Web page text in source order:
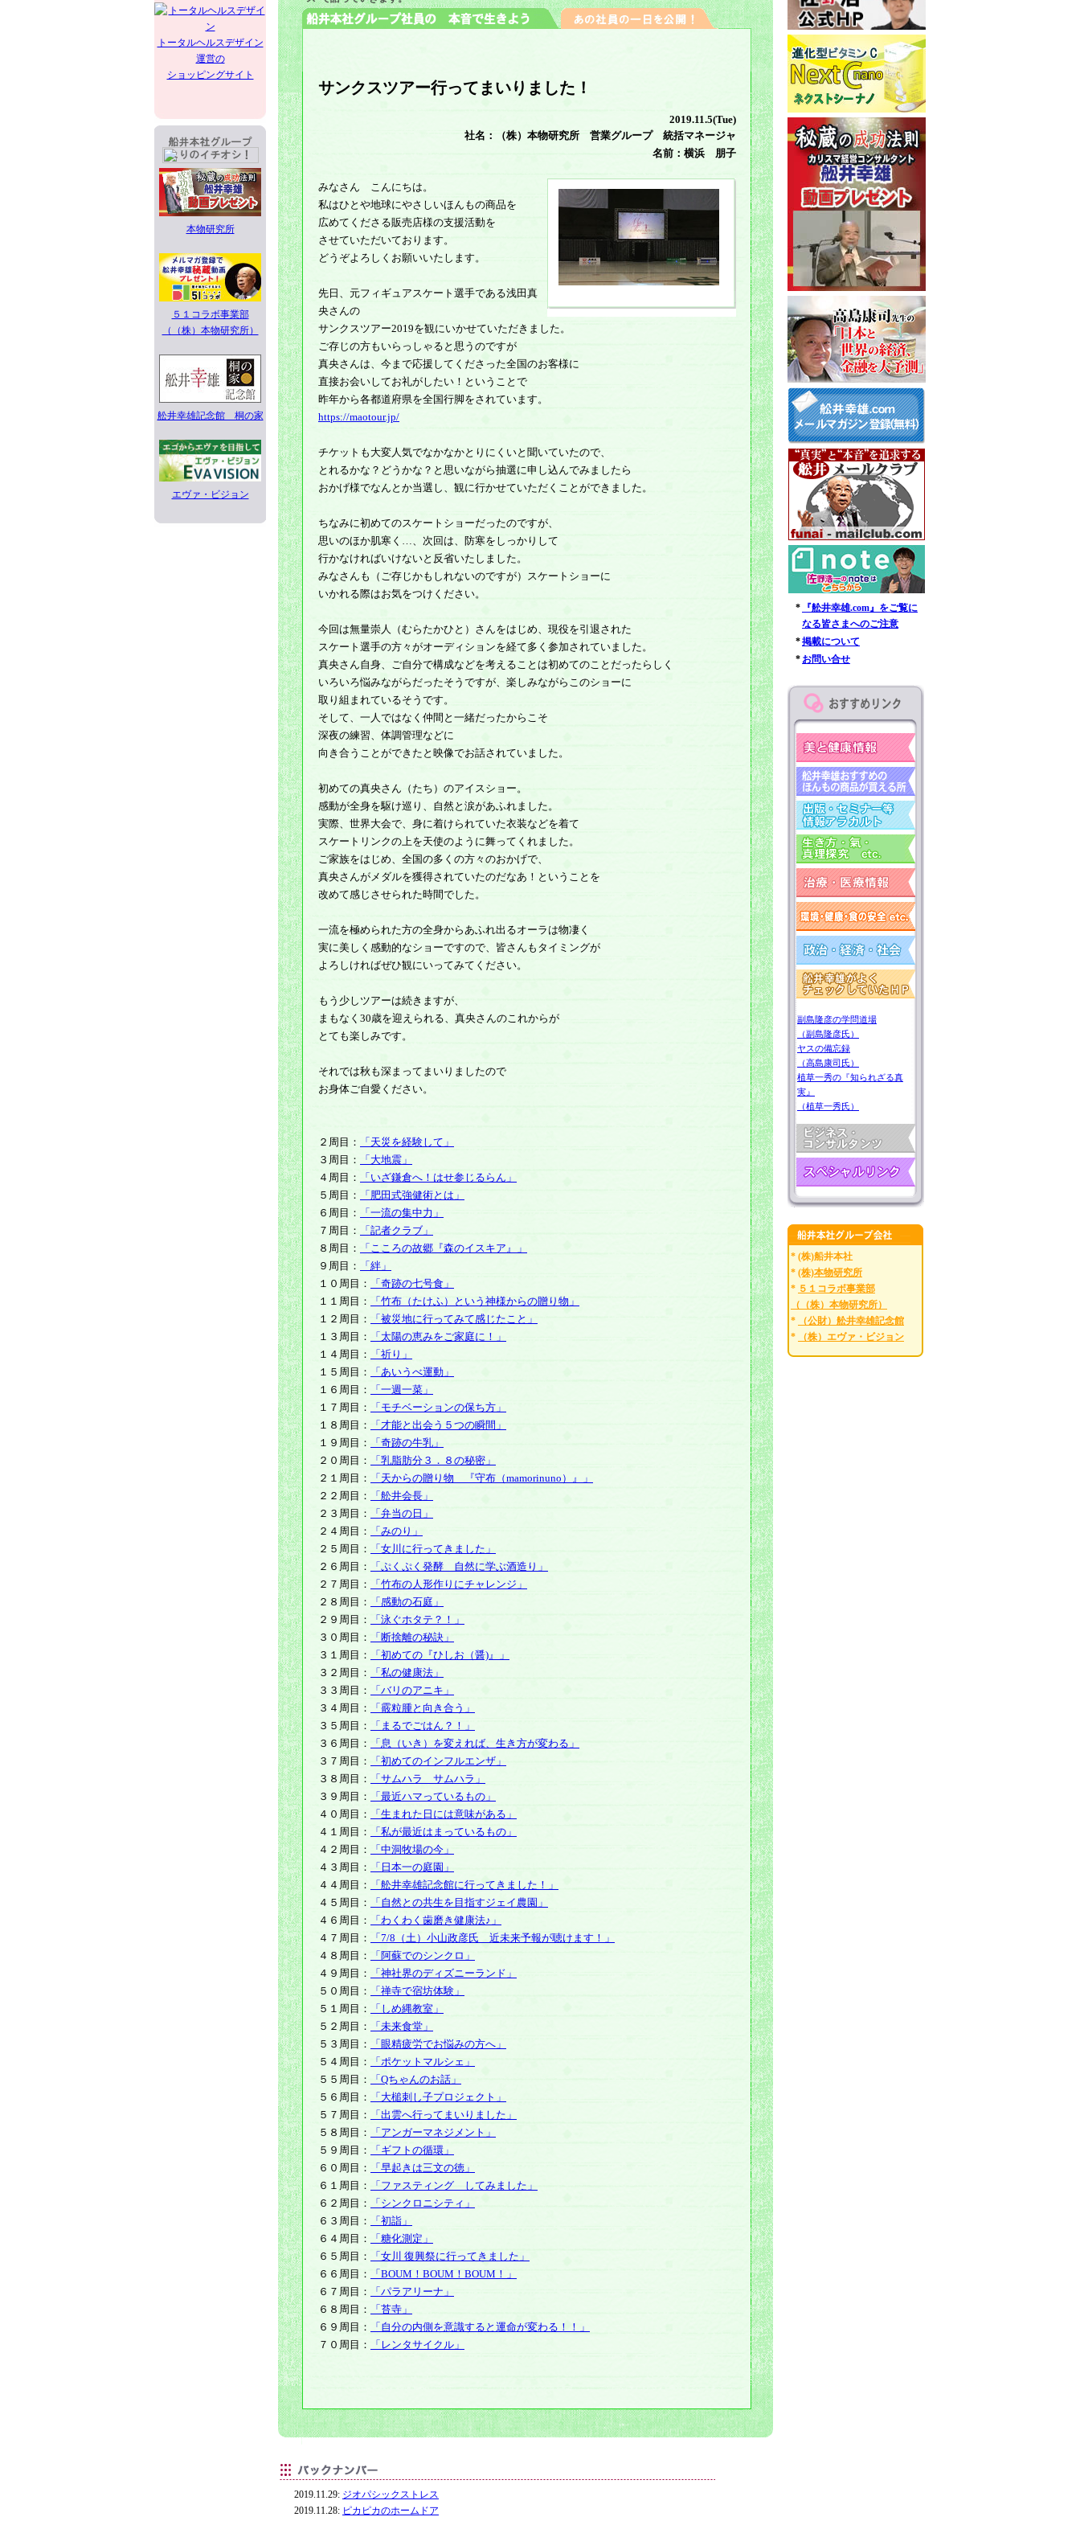
トータルヘルスデザイン
運営の
ショッピングサイト
本物研究所
５１コラボ事業部
（（株）本物研究所）
舩井幸雄記念館 桐の家
エヴァ・ビジョン
サンクスツアー行ってまいりました！
2019.11.5(Tue)
社名：（株）本物研究所 営業グループ 統括マネージャ
名前：横浜 朋子
みなさん こんにちは。
私はひとや地球にやさしいほんもの商品を
広めてくださる販売店様の支援活動を
させていただいております。
どうぞよろしくお願いいたします。
先日、元フィギュアスケート選手である浅田真
央さんの
サンクスツアー2019を観にいかせていただきました。
ご存じの方もいらっしゃると思うのですが
真央さんは、今まで応援してくださった全国のお客様に
直接お会いしてお礼がしたい！ということで
昨年から各都道府県を全国行脚をされています。
https://maotour.jp/
チケットも大変人気でなかなかとりにくいと聞いていたので、
とれるかな？どうかな？と思いながら抽選に申し込んでみましたら
おかげ様でなんとか当選し、観に行かせていただくことができました。
ちなみに初めてのスケートショーだったのですが、
思いのほか肌寒く…、次回は、防寒をしっかりして
行かなければいけないと反省いたしました。
みなさんも（ご存じかもしれないのですが）スケートショーに
いかれる際はお気をつけください。
今回は無量崇人（むらたかひと）さんをはじめ、現役を引退された
スケート選手の方々がオーディションを経て多く参加されていました。
真央さん自身、ご自分で構成などを考えることは初めてのことだったらしく
いろいろ悩みながらだったそうですが、楽しみながらこのショーに
取り組まれているそうです。
そして、一人ではなく仲間と一緒だったからこそ
深夜の練習、体調管理などに
向き合うことができたと映像でお話されていました。
初めての真央さん（たち）のアイスショー。
感動が全身を駆け巡り、自然と涙があふれました。
実際、世界大会で、身に着けられていた衣装などを着て
スケートリンクの上を天使のように舞ってくれました。
ご家族をはじめ、全国の多くの方々のおかげで、
真央さんがメダルを獲得されていたのだなあ！ということを
改めて感じさせられた時間でした。
一流を極められた方の全身からあふれ出るオーラは物凄く
実に美しく感動的なショーですので、皆さんもタイミングが
よろしければぜひ観にいってみてください。
もう少しツアーは続きますが、
まもなく30歳を迎えられる、真央さんのこれからが
とても楽しみです。
それでは秋も深まってまいりましたので
お身体ご自愛ください。
２周目：
「天災を経験して」
３周目：
「大地震」
４周目：
「いざ鎌倉へ！はせ参じるらん」
５周目：
「肥田式強健術とは」
６周目：
「一流の集中力」
７周目：
「記者クラブ」
８周目：
「こころの故郷『森のイスキア』」
９周目：
「絆」
１０周目：
「奇跡の七号食」
１１周目：
「竹布（たけふ）という神様からの贈り物」
１２周目：
「被災地に行ってみて感じたこと」
１３周目：
「太陽の恵みをご家庭に！」
１４周目：
「祈り」
１５周目：
「あいうべ運動」
１６周目：
「一週一菜」
１７周目：
「モチベーションの保ち方」
１８周目：
「才能と出会う５つの瞬間」
１９周目：
「奇跡の牛乳」
２０周目：
「乳脂肪分３．８の秘密」
２１周目：
「天からの贈り物 『守布（mamorinuno）』」
２２周目：
「舩井会長」
２３周目：
「弁当の日」
２４周目：
「みのり」
２５周目：
「女川に行ってきました」
２６周目：
「ぷくぷく発酵 自然に学ぶ酒造り」
２７周目：
「竹布の人形作りにチャレンジ」
２８周目：
「感動の石庭」
２９周目：
「泳ぐホタテ？！」
３０周目：
「断捨離の秘訣」
３１周目：
「初めての『ひしお（醤)』」
３２周目：
「私の健康法」
３３周目：
「バリのアニキ」
３４周目：
「霰粒腫と向き合う」
３５周目：
「まるでごはん？！」
３６周目：
「息（いき）を変えれば、生き方が変わる」
３７周目：
「初めてのインフルエンザ」
３８周目：
「サムハラ サムハラ」
３９周目：
「最近ハマっているもの」
４０周目：
「生まれた日には意味がある」
４１周目：
「私が最近はまっているもの」
４２周目：
「中洞牧場の今」
４３周目：
「日本一の庭園」
４４周目：
「舩井幸雄記念館に行ってきました！」
４５周目：
「自然との共生を目指すジェイ農園」
４６周目：
「わくわく歯磨き健康法♪」
４７周目：
「7/8（土）小山政彦氏 近未来予報が聴けます！」
４８周目：
「阿蘇でのシンクロ」
４９周目：
「神社界のディズニーランド」
５０周目：
「禅寺で宿坊体験」
５１周目：
「しめ縄教室」
５２周目：
「未来食堂」
５３周目：
「眼精疲労でお悩みの方へ」
５４周目：
「ポケットマルシェ」
５５周目：
「Qちゃんのお話」
５６周目：
「大槌刺し子プロジェクト」
５７周目：
「出雲へ行ってまいりました」
５８周目：
「アンガーマネジメント」
５９周目：
「ギフトの循環」
６０周目：
「早起きは三文の徳」
６１周目：
「ファスティング してみました」
６２周目：
「シンクロニシティ」
６３周目：
「初詣」
６４周目：
「糖化測定」
６５周目：
「女川 復興祭に行ってきました」
６６周目：
「BOUM！BOUM！BOUM！」
６７周目：
「パラアリーナ」
６８周目：
「苔寺」
６９周目：
「自分の内側を意識すると運命が変わる！！」
７０周目：
「レンタサイクル」
2019.11.29: ジオパシックストレス
2019.11.28: ピカピカのホームドア
*
『舩井幸雄.com』をご覧に
なる皆さまへのご注意
*掲載について
* お問い合せ
副島隆彦の学問道場
（副島隆彦氏）
ヤスの備忘録
（高島康司氏）
植草一秀の『知られざる真
実』
（植草一秀氏）
* (株)船井本社
* (株)本物研究所
* ５１コラボ事業部
（（株）本物研究所）
*
（公財）舩井幸雄記念館
*
（株）エヴァ・ビジョン